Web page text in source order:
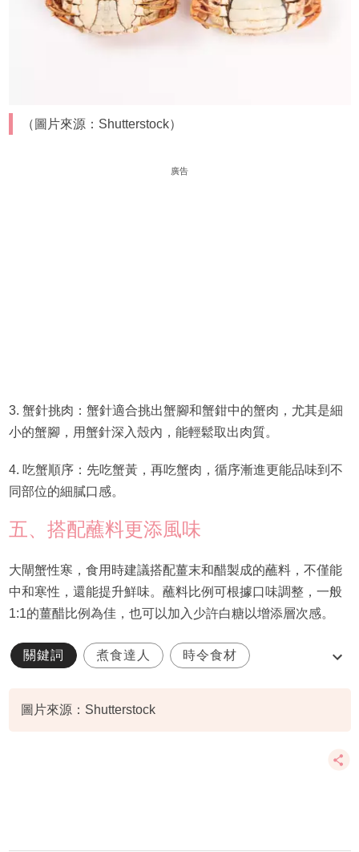
（圖片來源：Shutterstock）
廣告
3. 蟹針挑肉：蟹針適合挑出蟹腳和蟹鉗中的蟹肉，尤其是細
小的蟹腳，用蟹針深入殼內，能輕鬆取出肉質。
4. 吃蟹順序：先吃蟹黃，再吃蟹肉，循序漸進更能品味到不
同部位的細膩口感。
五、搭配蘸料更添風味
大閘蟹性寒，食用時建議搭配薑末和醋製成的蘸料，不僅能
中和寒性，還能提升鮮味。蘸料比例可根據口味調整，一般
1:1的薑醋比例為佳，也可以加入少許白糖以增添層次感。
關鍵詞 煮食達人 時令食材
圖片來源：Shutterstock